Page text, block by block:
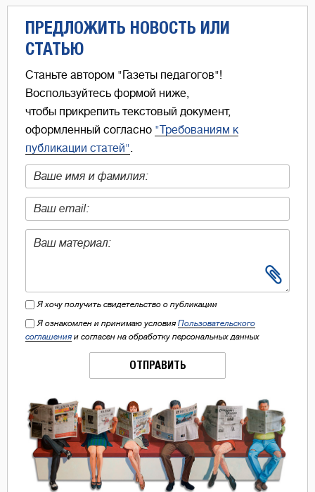
ПРЕДЛОЖИТЬ НОВОСТЬ ИЛИ
СТАТЬЮ
Станьте автором "Газеты педагогов"!
Воспользуйтесь формой ниже,
чтобы прикрепить текстовый документ,
оформленный согласно "Требованиям к
публикации статей"
Я хочу получить свидетельство о публикации
Я ознакомлен и принимаю условия Пользовательского
соглашения и согласен на обработку персональных данных
ОТПРАВИТЬ